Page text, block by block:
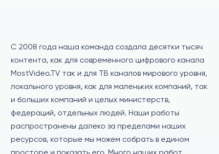
С 2008 года наша команда создала десятки тысяч
контента, как для современного цифрового канала
MostVideo.TV так и для ТВ каналов мирового уровня,
локального уровня, как для маленьких компаний, так
и больших компаний и целых министерств,
федераций, отдельных людей. Наши работы
распространены далеко за пределами наших
ресурсов, которые мы можем собрать в едином